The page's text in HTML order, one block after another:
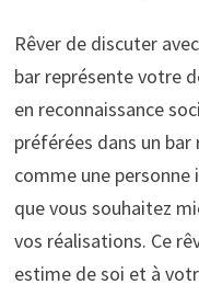
Rêver de discuter
bar représente votre
en reconnaissance
préférées dans un
comme une
que vous souhaitez
vos réalisations. Ce
estime de soi et à